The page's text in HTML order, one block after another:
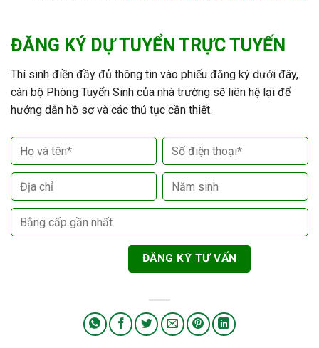
ĐĂNG KÝ DỰ TUYỂN TRỰC TUYẾN
Thí sinh điền đầy đủ thông tin vào phiếu đăng ký dưới đây,
cán bộ Phòng Tuyển Sinh của nhà trường sẽ liên hệ lại để
hướng dẫn hồ sơ và các thủ tục cần thiết.